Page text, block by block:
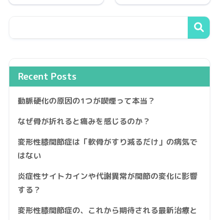
Recent Posts
動脈硬化の原因の1つが喫煙って本当？
なぜ骨が折れると痛みを感じるのか？
変形性膝関節症は「軟骨がすり減るだけ」の病気で
はない
炎症性サイトカインや代謝異常が関節の変化に影響
する？
変形性膝関節症の、これから期待される最新治療と